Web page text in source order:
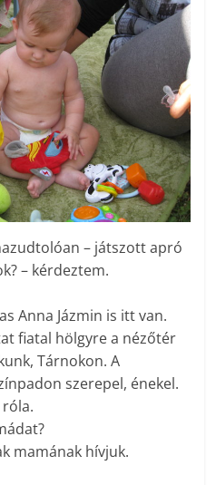
– játszott apró
– kérdeztem.
Anna Jázmin is itt van.
fiatal hölgyre a nézőtér
Tárnokon. A
szerepel, énekel.
mamának hívjuk.